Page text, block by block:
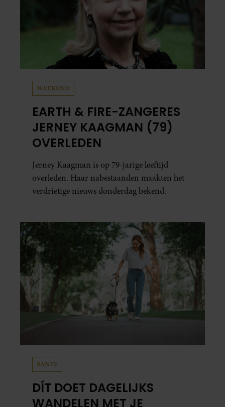
WEEKEND
EARTH & FIRE-ZANGERES
JERNEY KAAGMAN (79)
OVERLEDEN
Jerney Kaagman is op 79-jarige leeftijd
overleden. Haar nabestaanden maakten het
verdrietige nieuws donderdag bekend.
SANTE
DÍT DOET DAGELIJKS
WANDELEN MET JE